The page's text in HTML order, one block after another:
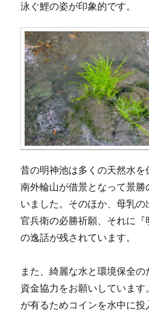
泳ぐ鯉の姿が印象的です。
昔の明神池は多くの天然水を
南外輪山が借景となって景勝
いました。そのほか、母乳
官兵衛の必勝祈願、それに
の逸話が残されています。
また、綺麗な水と環境保全
資金協力をお願いしています
が有るためコインを水中に投